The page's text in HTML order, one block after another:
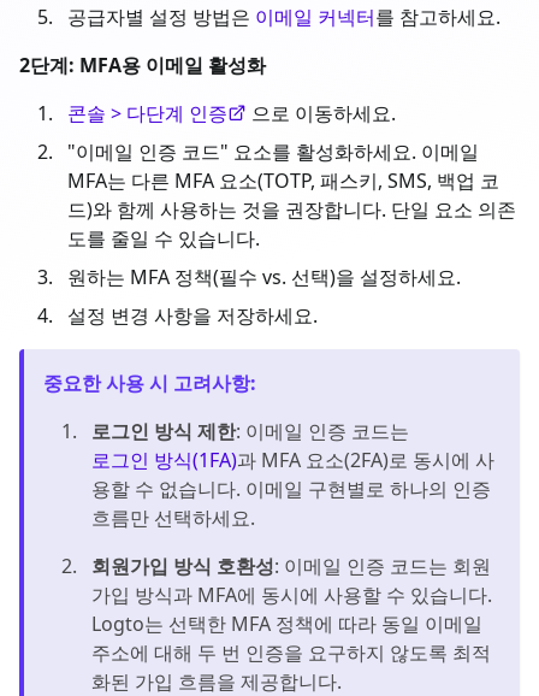
공급자별 설정 방법은 이메일 커넥터를 참고하세요.
2단계: MFA용 이메일 활성화
콘솔 > 다단계 인증
으로 이동하세요.
"이메일 인증 코드" 요소를 활성화하세요. 이메일
MFA는 다른 MFA 요소(TOTP, 패스키, SMS, 백업 코
드)와 함께 사용하는 것을 권장합니다. 단일 요소 의존
도를 줄일 수 있습니다.
원하는 MFA 정책(필수 vs. 선택)을 설정하세요.
설정 변경 사항을 저장하세요.
중요한 사용 시 고려사항:
로그인 방식 제한: 이메일 인증 코드는
로그인 방식(1FA)과 MFA 요소(2FA)로 동시에 사
용할 수 없습니다. 이메일 구현별로 하나의 인증
흐름만 선택하세요.
회원가입 방식 호환성: 이메일 인증 코드는 회원
가입 방식과 MFA에 동시에 사용할 수 있습니다.
Logto는 선택한 MFA 정책에 따라 동일 이메일
주소에 대해 두 번 인증을 요구하지 않도록 최적
화된 가입 흐름을 제공합니다.